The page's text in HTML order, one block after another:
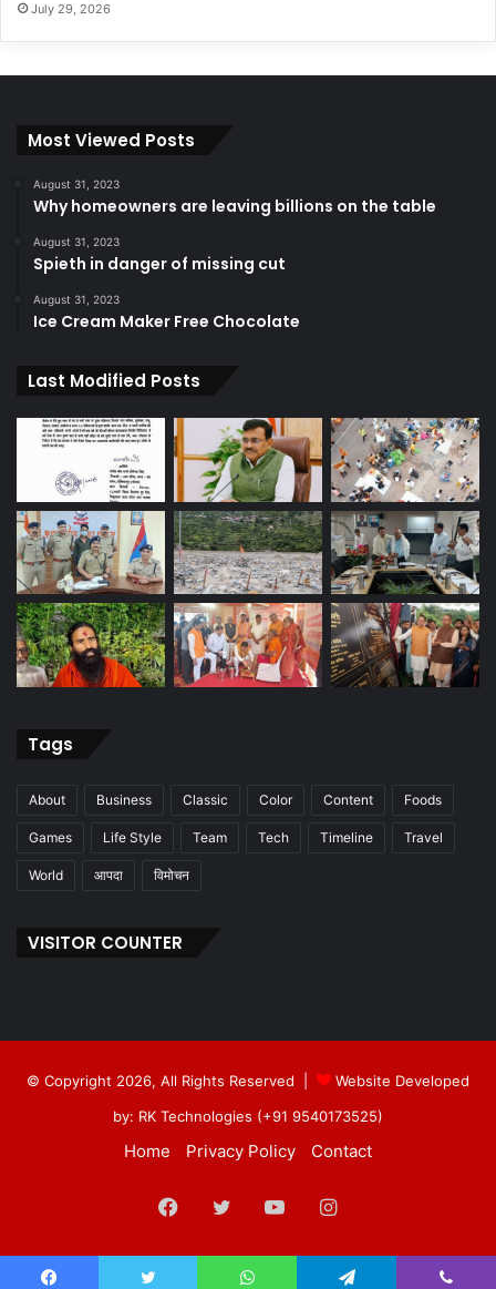
July 29, 2026
Most Viewed Posts
August 31, 2023
Why homeowners are leaving billions on the table
August 31, 2023
Spieth in danger of missing cut
August 31, 2023
Ice Cream Maker Free Chocolate
Last Modified Posts
Tags
About Business Classic Color Content Foods
Games Life Style Team Tech Timeline Travel
World आपदा विमोचन
VISITOR COUNTER
© Copyright 2026, All Rights Reserved |
Website Developed
by: RK Technologies (+91 9540173525)
Home Privacy Policy Contact
Facebook
TwitterYouTubeInstagram